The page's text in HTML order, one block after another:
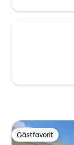
Gästfavorit
Gästfavorit